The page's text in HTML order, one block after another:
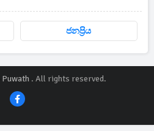
ජනප්‍රිය
Puwath. All rights reserved.